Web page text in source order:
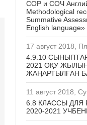
СОР и СОЧ
Methodological
Summative
English
17 август 2018,
4.9.10
2021 ОҚУ
ЖАҢАРТЫЛҒАН
11 август 2018,
6.8 КЛАССЫ ДЛЯ
2020-2021